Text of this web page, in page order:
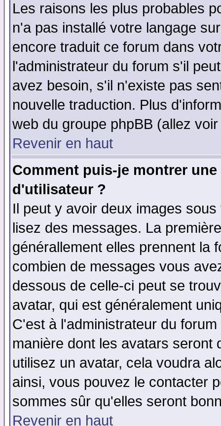
Les raisons les plus probables
n'a pas installé votre langage
encore traduit ce forum dans
l'administrateur du forum s'il
avez besoin, s'il n'existe pas
nouvelle traduction. Plus
web du groupe phpBB (allez
Revenir en haut
Comment puis-je montrer
d'utilisateur ?
Il peut y avoir deux images
lisez des messages. La
générallement elles prennent la
combien de messages vous
dessous de celle-ci peut se
avatar, qui est généralement
C'est à l'administrateur du
manière dont les avatars seront
utilisez un avatar, cela voudra
ainsi, vous pouvez le contacter
sommes sûr qu'elles seront
Revenir en haut